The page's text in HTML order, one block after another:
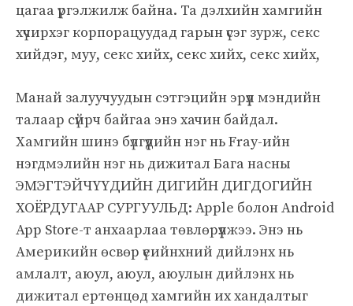
цагаа үргэлжилж байна. Та дэлхийн хамгийн
хүчирхэг корпорацуудад гарын үсэг зурж, секс
хийдэг, муу, секс хийх, секс хийх, секс хийх,
Манай залуучуудын сэтгэцийн эрүүл мэндийн
талаар сүйрч байгаа энэ хачин байдал.
Хамгийн шинэ бүлгүүдийн нэг нь Fray-ийн
нэгдмэлийн нэг нь дижитал Бага насны
ЭМЭГТЭЙЧҮҮДИЙН ДИГИЙН ДИГДОГИЙН
ХОЁРДУГААР СУРГУУЛЬД: Apple болон Android
App Store-т анхаарлаа төвлөрүүлжээ. Энэ нь
Америкийн өсвөр үеийнхний дийлэнх нь
амлалт, аюул, аюул, аюулын дийлэнх нь
дижитал ертөнцөд хамгийн их хандалтыг